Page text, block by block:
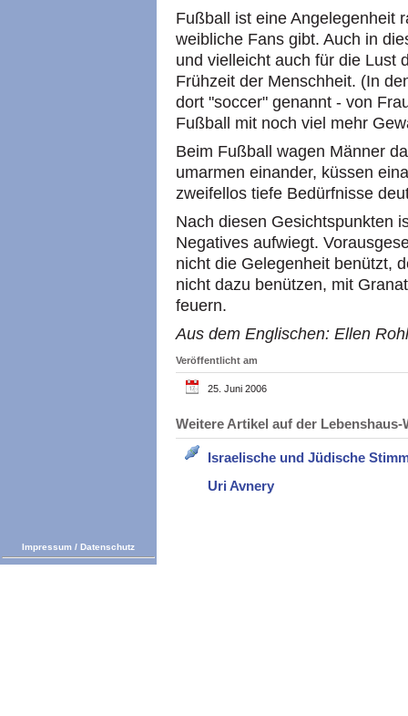
Fußball ist eine Angelegenheit
weibliche Fans gibt. Auch in
und vielleicht auch für die Lust
Frühzeit der Menschheit. (In
dort "soccer" genannt - von
Fußball mit noch viel mehr
Beim Fußball wagen Männer
umarmen einander, küssen
zweifellos tiefe Bedürfnisse
Nach diesen Gesichtspunkten
Negatives aufwiegt.
nicht die Gelegenheit benützt,
nicht dazu benützen, mit
feuern.
Aus dem Englischen: Ellen
Veröffentlicht am
25. Juni 2006
Weitere Artikel auf der
Israelische und Jüdische
Uri Avnery
Impressum / Datenschutz